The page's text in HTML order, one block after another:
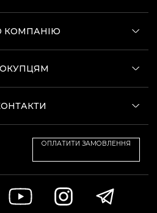
КОМПАНІЮ
ОПЛАТИТИ ЗАМОВЛЕННЯ